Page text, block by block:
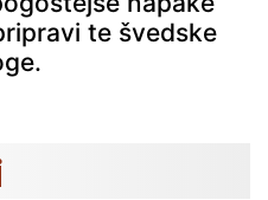
te švedske